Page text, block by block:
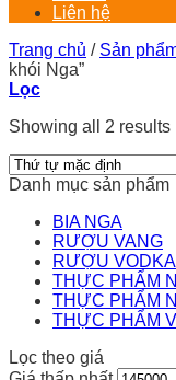
Liên hệ
Trang chủ / Sản
khói Nga”
Lọc
Showing all 2 results
Danh mục sản phẩm
BIA NGA
RƯỢU VANG
RƯỢU
THỰC PHẨM
THỰC PHẨM
THỰC PHẨM
Lọc theo giá